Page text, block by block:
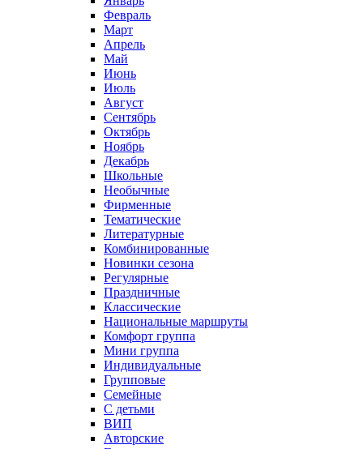
Февраль
Март
Апрель
Май
Июнь
Июль
Август
Сентябрь
Октябрь
Ноябрь
Декабрь
Школьные
Необычные
Фирменные
Тематические
Литературные
Комбинированные
Новинки сезона
Регулярные
Праздничные
Классические
Национальные маршруты
Комфорт группа
Мини группа
Индивидуальные
Групповые
Семейные
С детьми
ВИП
Авторские